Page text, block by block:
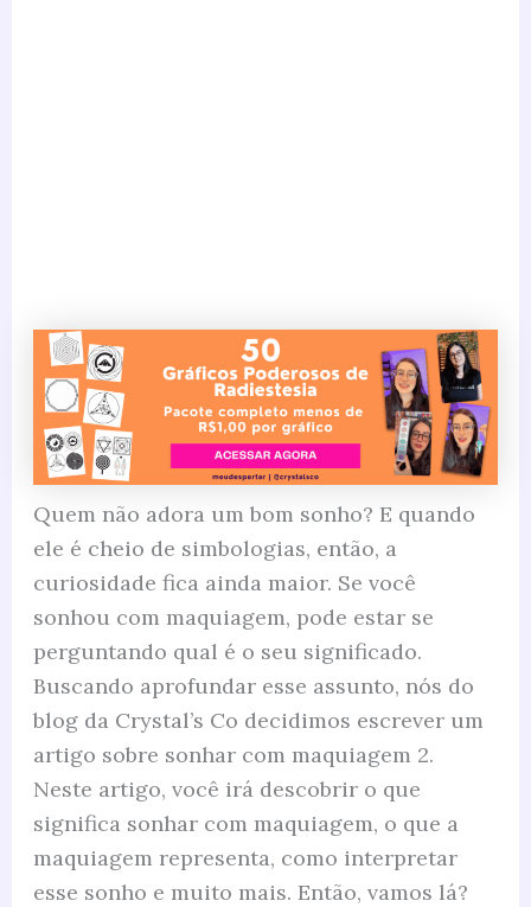
Quem não adora um bom sonho? E quando
ele é cheio de simbologias, então, a
curiosidade fica ainda maior. Se você
sonhou com maquiagem, pode estar se
perguntando qual é o seu significado.
Buscando aprofundar esse assunto, nós do
blog da Crystal’s Co decidimos escrever um
artigo sobre sonhar com maquiagem 2.
Neste artigo, você irá descobrir o que
significa sonhar com maquiagem, o que a
maquiagem representa, como interpretar
esse sonho e muito mais. Então, vamos lá?